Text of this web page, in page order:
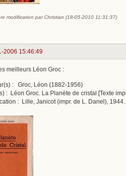
modification par Christian (18-05-2010 11:31:37)
2006 15:46:49
meilleurs Léon Groc :
: Groc, Léon (1882-1956)
: Léon Groc. La Planète de cristal [Texte
: Lille, Janicot (impr. de L. Danel),